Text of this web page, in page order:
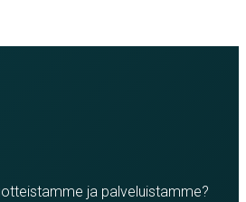
ja palveluistamme?